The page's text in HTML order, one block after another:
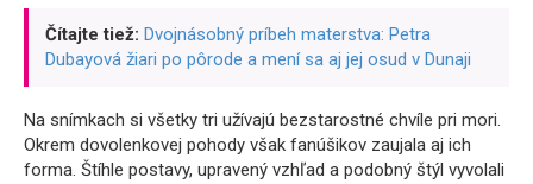
Čítajte tiež: Dvojnásobný príbeh materstva: Petra
Dubayová žiari po pôrode a mení sa aj jej osud v Dunaji
Na snímkach si všetky tri užívajú bezstarostné chvíle pri mori.
Okrem dovolenkovej pohody však fanúšikov zaujala aj ich
forma. Štíhle postavy, upravený vzhľad a podobný štýl vyvolali